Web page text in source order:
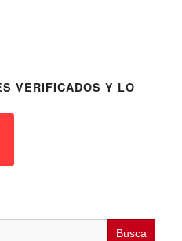
VERIFICADOS Y LO